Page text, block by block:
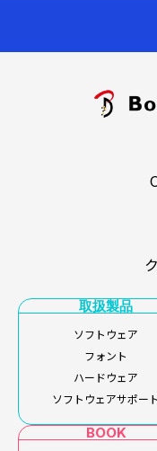
取扱製品
ソフトウェア
フォント
ハードウェア
ソフトウェアサポート
BOOK